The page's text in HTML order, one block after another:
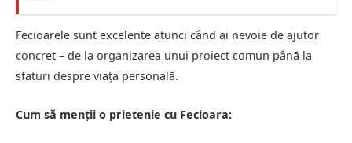
Fecioarele sunt excelente atunci când ai nevoie de ajutor
concret – de la organizarea unui proiect comun până la
sfaturi despre viața personală.
Cum să menții o prietenie cu Fecioara: